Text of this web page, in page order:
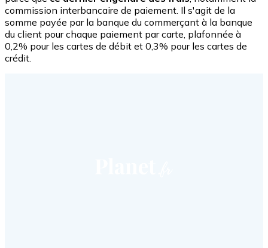
commission interbancaire de paiement. Il s'agit de la
somme payée par la banque du commerçant à la banque
du client pour chaque paiement par carte, plafonnée à
0,2% pour les cartes de débit et 0,3% pour les cartes de
crédit.